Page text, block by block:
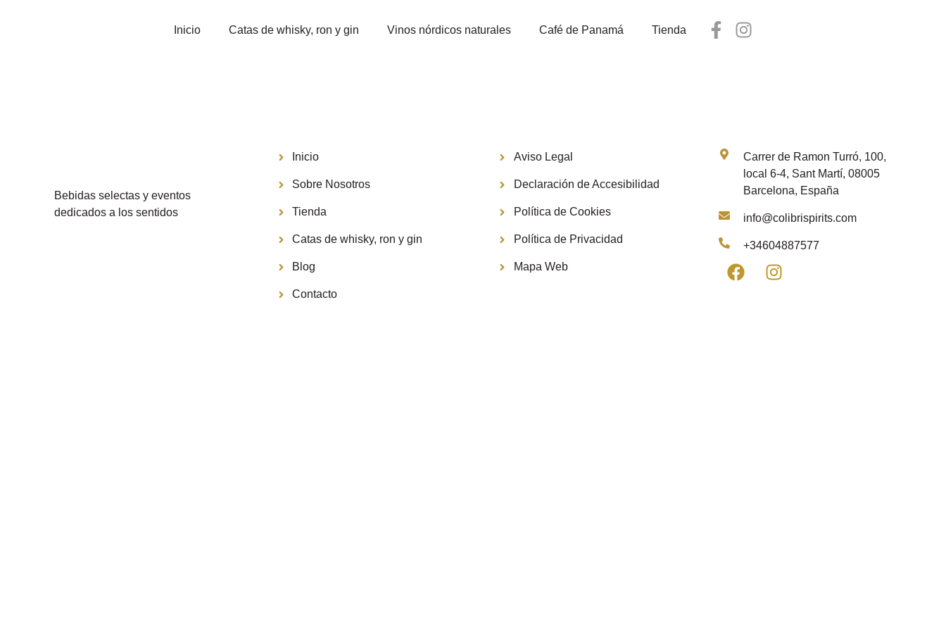
Inicio Catas de whisky, ron y gin Vinos nórdicos naturales Café de Panamá Tienda
Bebidas selectas y eventos
dedicados a los sentidos
Inicio
Sobre Nosotros
Tienda
Catas de whisky, ron y gin
Blog
Contacto
Aviso Legal
Declaración de Accesibilidad
Política de Cookies
Política de Privacidad
Mapa Web
Carrer de Ramon Turró, 100,
local 6-4, Sant Martí, 08005
Barcelona, España
info@colibrispirits.com
+34604887577